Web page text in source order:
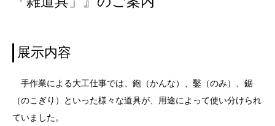
展示内容
手作業による大工仕事では、鉋（かんな）、鑿（のみ）、鋸
（のこぎり）といった様々な道具が、用途によって使い分けられ
ていました。